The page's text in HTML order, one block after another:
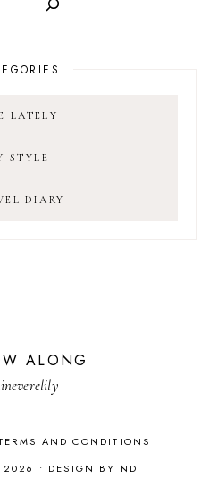
LATELY
STYLE
DIARY
ALONG
AND CONDITIONS
2026 • DESIGN BY ND